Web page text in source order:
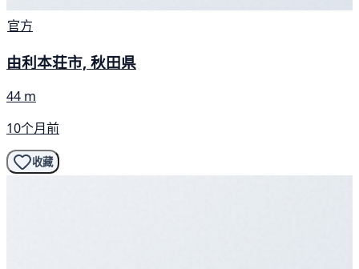
官方
由利本荘市, 秋田県
44 m
10个月前
收藏